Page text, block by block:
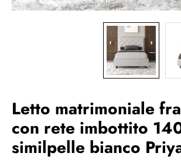
Letto matrimoniale
con rete imbottito
similpelle bianco